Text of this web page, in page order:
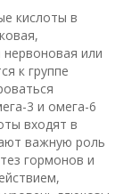
кислоты в
или
к группе
3 и омега-6
входят в
важную роль
гормонов и